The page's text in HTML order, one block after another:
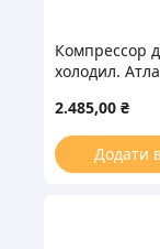
Компрессор
холодил.
2.485,00 ₴
Додати